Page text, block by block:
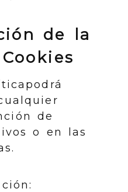
de la
de
o en las